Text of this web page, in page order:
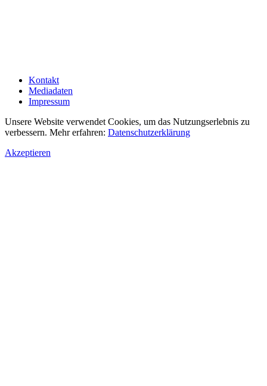
Kontakt
Mediadaten
Impressum
Unsere Website verwendet Cookies, um das Nutzungserlebnis zu
verbessern. Mehr erfahren: Datenschutzerklärung
Akzeptieren